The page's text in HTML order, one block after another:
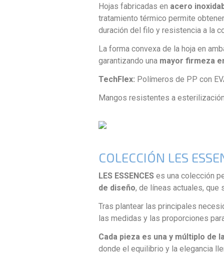
Hojas fabricadas en acero
tratamiento térmico permite
duración del filo y resistencia a la
La forma convexa de la hoja en
garantizando una mayor firmeza
TechFlex: Polímeros de PP con
Mangos resistentes a
COLECCIÓN LES
LES ESSENCESes una colección
de diseño, de líneas actuales, que
Tras plantear las principales
las medidas y las proporciones
Cada pieza es una y múltiplo de
donde el equilibrio y la elegancia